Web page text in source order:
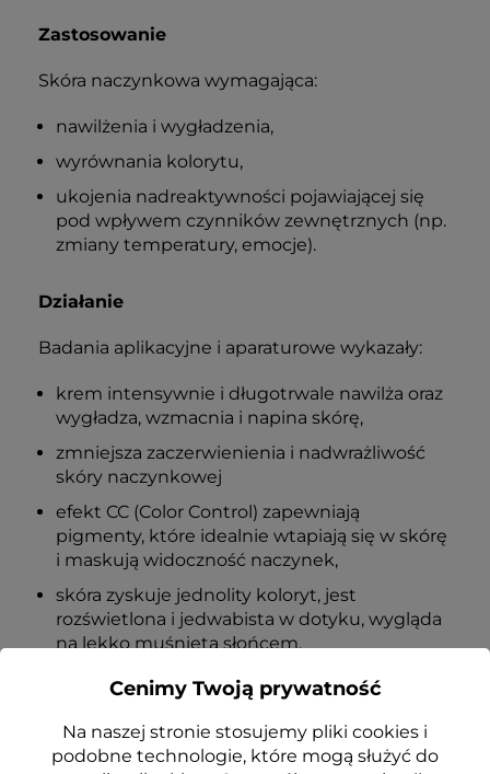
Zastosowanie
Skóra naczynkowa wymagająca:
nawilżenia i wygładzenia,
wyrównania kolorytu,
ukojenia nadreaktywności pojawiającej się
pod wpływem czynników zewnętrznych (np.
zmiany temperatury, emocje).
Działanie
Badania aplikacyjne i aparaturowe wykazały:
krem intensywnie i długotrwale nawilża oraz
wygładza, wzmacnia i napina skórę,
zmniejsza zaczerwienienia i nadwrażliwość
skóry naczynkowej
efekt CC (Color Control) zapewniają
pigmenty, które idealnie wtapiają się w skórę
i maskują widoczność naczynek,
skóra zyskuje jednolity koloryt, jest
rozświetlona i jedwabista w dotyku, wygląda
na lekko muśniętą słońcem.
Opinie i tolerancja:
95% badanych chce stosować produkt w
Cenimy Twoją prywatność
Na naszej stronie stosujemy pliki cookies i
podobne technologie, które mogą służyć do